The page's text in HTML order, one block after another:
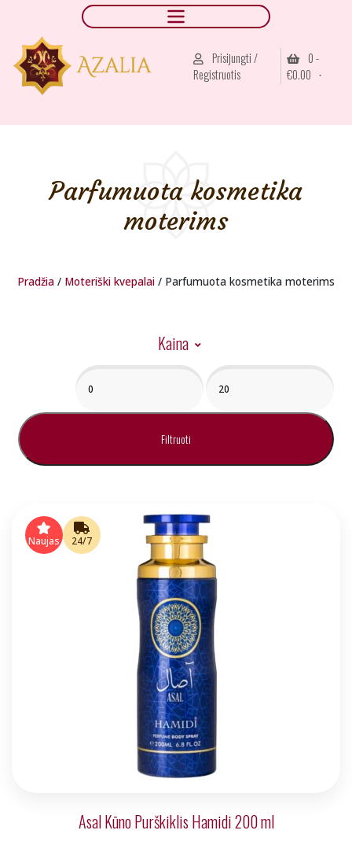
Prisijungti /
Registruotis
0 -
€0.00
Parfumuota kosmetika
moterims
Pradžia / Moteriški kvepalai / Parfumuota kosmetika moterims
Kaina
Min
Maks
Filtruoti
Naujas 24/7
Asal Kūno Purškiklis Hamidi 200 ml